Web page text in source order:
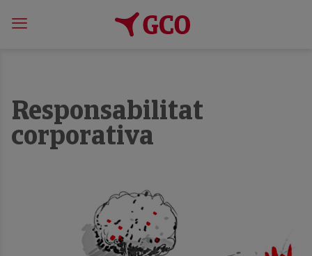
Responsabilitat
corporativa